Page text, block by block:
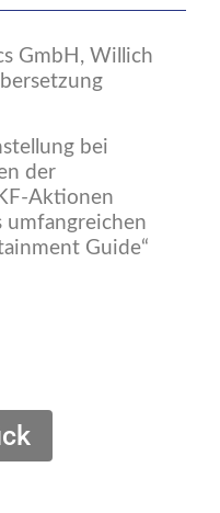
bei
der
Aktionen
umfangreichen
Guide“
GmbH, Willich